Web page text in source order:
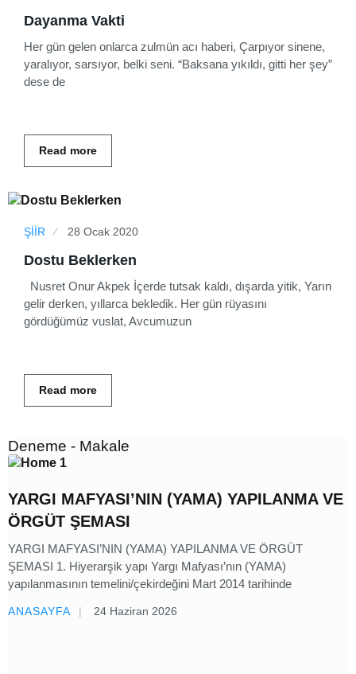
Dayanma Vakti
Her gün gelen onlarca zulmün acı haberi, Çarpıyor sinene,
yaralıyor, sarsıyor, belki seni. “Baksana yıkıldı, gitti her şey”
dese de
Read more
ŞİİR 28 Ocak 2020
Dostu Beklerken
Nusret Onur Akpek İçerde tutsak kaldı, dışarda yitik, Yarın
gelir derken, yıllarca bekledik. Her gün rüyasını
gördüğümüz vuslat, Avcumuzun
Read more
Deneme - Makale
YARGI MAFYASI’NIN (YAMA) YAPILANMA VE
ÖRGÜT ŞEMASI
YARGI MAFYASI’NIN (YAMA) YAPILANMA VE ÖRGÜT
ŞEMASI 1. Hiyerarşik yapı Yargı Mafyası’nın (YAMA)
yapılanmasının temelini/çekirdeğini Mart 2014 tarihinde
ANASAYFA 24 Haziran 2026